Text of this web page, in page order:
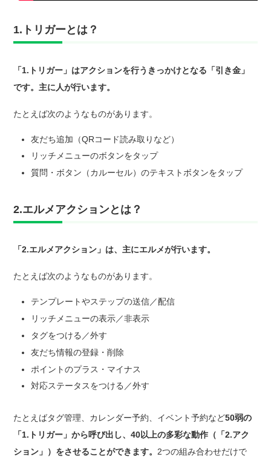
1.トリガーとは？
「1.トリガー」はアクションを行うきっかけとなる「引き金」
です。主に人が行います。
たとえば次のようなものがあります。
友だち追加（QRコード読み取りなど）
リッチメニューのボタンをタップ
質問・ボタン（カルーセル）のテキストボタンをタップ
2.エルメアクションとは？
「2.エルメアクション」は、主にエルメが行います。
たとえば次のようなものがあります。
テンプレートやステップの送信／配信
リッチメニューの表示／非表示
タグをつける／外す
友だち情報の登録・削除
ポイントのプラス・マイナス
対応ステータスをつける／外す
たとえばタグ管理、カレンダー予約、イベント予約など50弱の
「1.トリガー」から呼び出し、40以上の多彩な動作（「2.アク
ション」）をさせることができます。 2つの組み合わせだけで